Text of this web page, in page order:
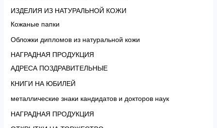
ИЗДЕЛИЯ ИЗ НАТУРАЛЬНОЙ КОЖИ
Кожаные папки
Обложки дипломов из натуральной кожи
НАГРАДНАЯ ПРОДУКЦИЯ
АДРЕСА ПОЗДРАВИТЕЛЬНЫЕ
КНИГИ НА ЮБИЛЕЙ
металлические знаки кандидатов и докторов наук
НАГРАДНАЯ ПРОДУКЦИЯ